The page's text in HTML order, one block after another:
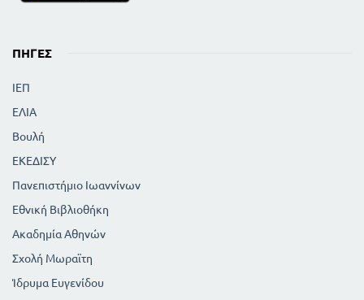
ΠΗΓΈΣ
ΙΕΠ
ΕΛΙΑ
Βουλή
ΕΚΕΔΙΣΥ
Πανεπιστήμιο Ιωαννίνων
Εθνική Βιβλιοθήκη
Ακαδημία Αθηνών
Σχολή Μωραϊτη
Ίδρυμα Ευγενίδου